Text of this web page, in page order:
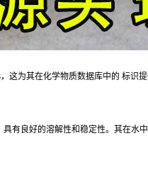
这为其在化学物质数据库中的 标识
有良好的溶解性和稳定性。其在水